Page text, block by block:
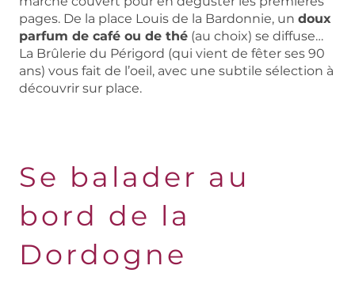
pages. De la place Louis de la Bardonnie, un doux
parfum de café ou de thé (au choix) se diffuse…
La Brûlerie du Périgord (qui vient de fêter ses 90
ans) vous fait de l’oeil, avec une subtile sélection à
découvrir sur place.
Se balader au
bord de la
Dordogne